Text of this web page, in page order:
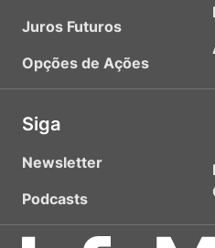
Juros Futuros
Opções de Ações
Siga
Newsletter
Podcasts